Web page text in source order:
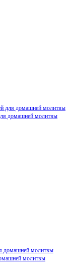
домашней молитвы
молитвы